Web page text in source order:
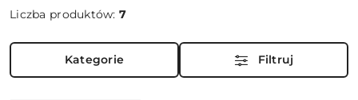
Liczba produktów:7
Kategorie Filtruj